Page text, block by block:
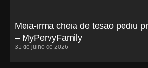
Meia-irmã cheia de tesão pediu
– MyPervyFamily
31 de julho de 2026